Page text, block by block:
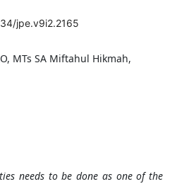
jpe.v9i2.2165
MTs SA Miftahul Hikmah,
needs to be done as one of the